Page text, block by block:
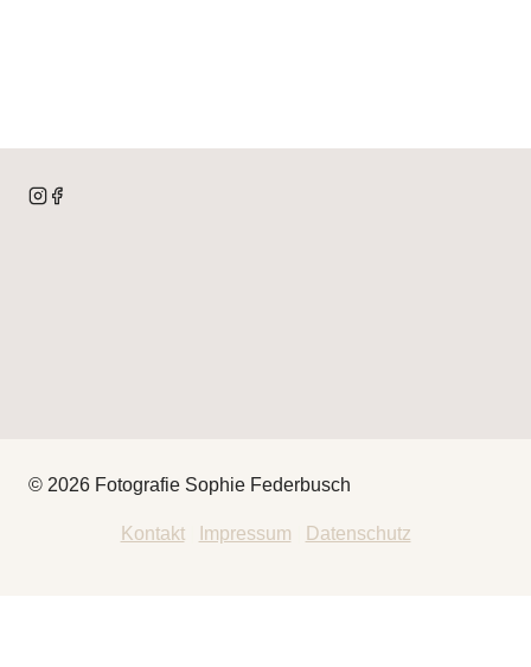
© 2026 Fotografie Sophie Federbusch
Kontakt| Impressum Datenschutz